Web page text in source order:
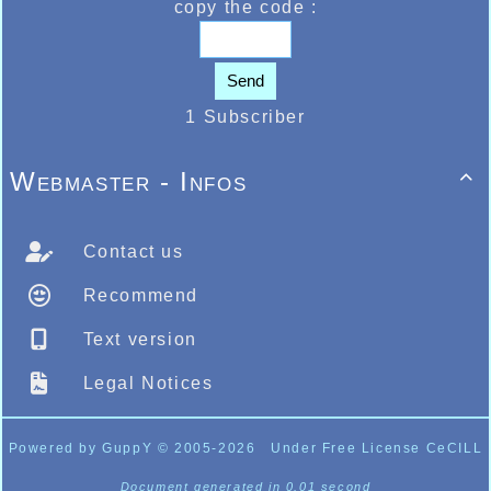
copy the code :
Send
1 Subscriber

Webmaster - Infos
Contact us
Recommend
Text version
Legal Notices
Powered by GuppY © 2005-2026 Under Free License CeCILL
Document generated in 0.01 second